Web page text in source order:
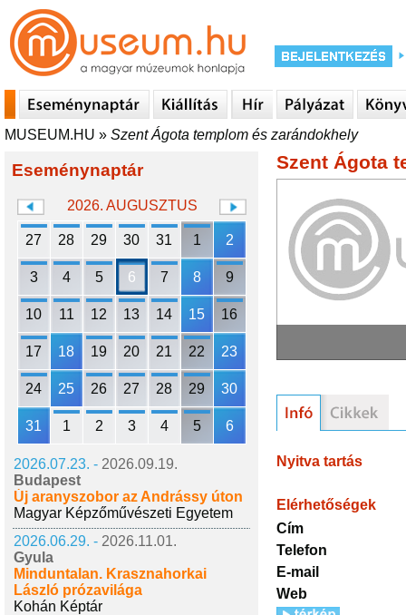
MUSEUM.HU » Szent Ágota templom és zarándokhely
Eseménynaptár
2026. AUGUSZTUS
27 28 29 30 31 1 2
3 4 5 6 7 8 9
10 11 12 13 14 15 16
17 18 19 20 21 22 23
24 25 26 27 28 29 30
31 1 2 3 4 5 6
2026.07.23. - 2026.09.19.
Budapest
Új aranyszobor az Andrássy úton
Magyar Képzőművészeti Egyetem
2026.06.29. - 2026.11.01.
Gyula
Minduntalan. Krasznahorkai
László prózavilága
Kohán Képtár
Szent Ágota
Nyitva tartás
Elérhetőségek
Cím
Telefon
E-mail
Web